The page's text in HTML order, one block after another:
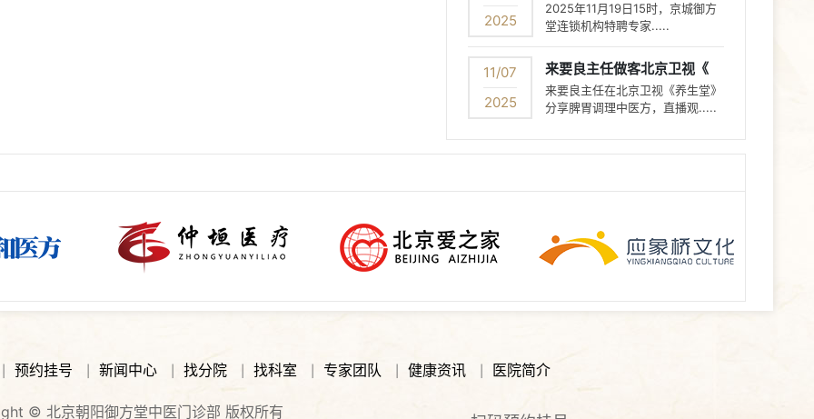
2025
2025年11月19日15时，京城御方
堂连锁机构特聘专家.....
11/07
2025
来要良主任做客北京卫视《
来要良主任在北京卫视《养生堂》
分享脾胃调理中医方，直播观.....
预约挂号 新闻中心 找分院 找科室 专家团队 健康资讯 医院简介
© 北京朝阳御方堂中医门诊部 版权所有